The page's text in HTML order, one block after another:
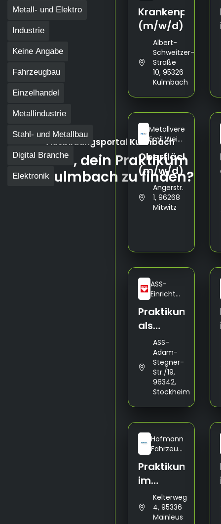
Ausbildungsportal Kulmbach
Bereit, dein Praktikum
in Kulmbach zu finden?
Metall- und Elektro
Industrie
Keine Angabe
Fahrzeugbau
Einzelhandel
Metallindustrie
Stahl- und Metallbau
Digital Branche
Elektronik
Krankenpflege
(m/w/d)
Albert-
Schweitzer-
Straße
10, 95326
Kulmbach
Metallveredlung
Emil Weiß
Co. KG
(m/w/d)
Angerstr.
1, 96268
Mitwitz
ASS-
Praktikum
als
Fachlagerist
(m/w/d)
ASS-
Adam-
Stegner-
Str./19,
96342,
Stockheim
Hofmann
Fahrzeugbau
Praktikum
im
Kelterweg
4, 95336
Mainleus